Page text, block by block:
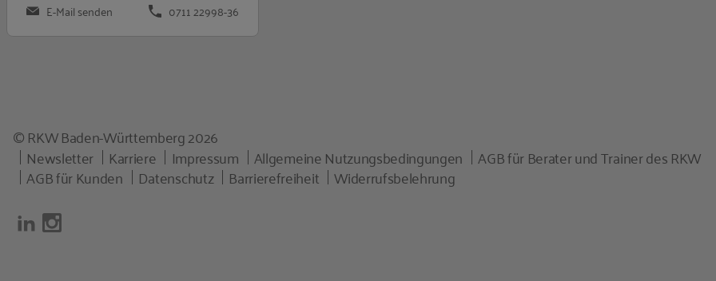
E-Mail senden 0711 22998-36
© RKW Baden-Württemberg 2026
Newsletter
Karriere Impressum Allgemeine Nutzungsbedingungen AGB für Berater und Trainer des RKW
AGB für Kunden Datenschutz Barrierefreiheit Widerrufsbelehrung